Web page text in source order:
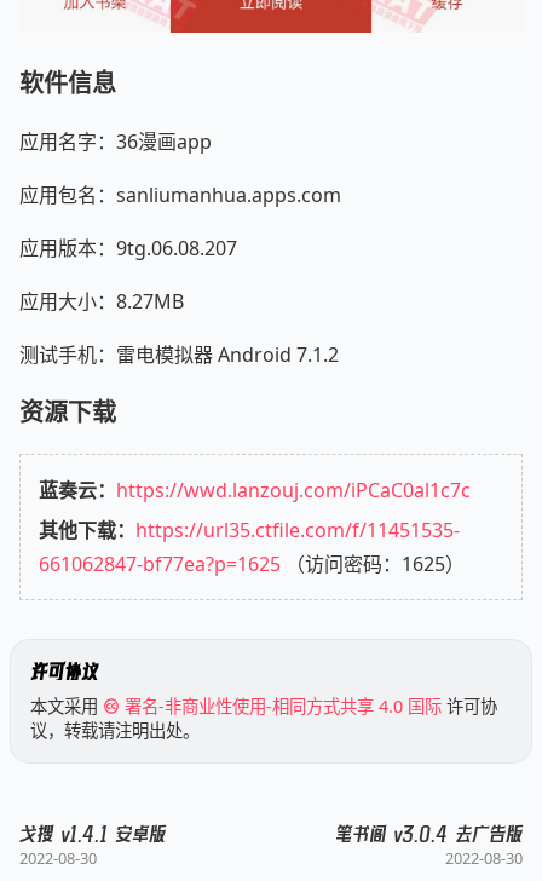
软件信息
应用名字：36漫画app
应用包名：sanliumanhua.apps.com
应用版本：9tg.06.08.207
应用大小：8.27MB
测试手机：雷电模拟器 Android 7.1.2
资源下载
蓝奏云： https://wwd.lanzouj.com/iPCaC0al1c7c
其他下载： https://url35.ctfile.com/f/11451535-
661062847-bf77ea?p=1625 （访问密码：1625）
许可协议
本文采用 署名-非商业性使用-相同方式共享 4.0 国际 许可协
议，转载请注明出处。
戈搜 v1.4.1 安卓版
2022-08-30
笔书阁 v3.0.4 去广告版
2022-08-30